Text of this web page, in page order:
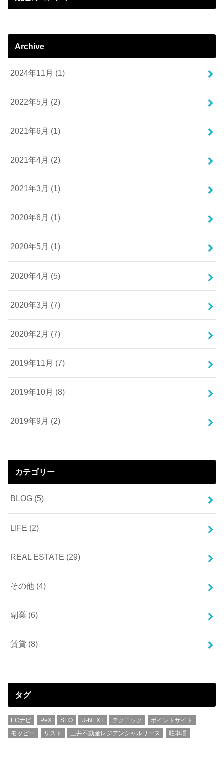
Archive
2024年11月 (1)
2022年5月 (2)
2021年6月 (1)
2021年4月 (2)
2021年3月 (1)
2020年6月 (1)
2020年5月 (1)
2020年4月 (5)
2020年3月 (7)
2020年2月 (7)
2019年11月 (7)
2019年10月 (8)
2019年9月 (2)
カテゴリー
BLOG (5)
LIFE (2)
REAL ESTATE (29)
その他 (4)
副業 (6)
賃貸 (8)
タグ
ECナビ PeX SEO U-NEXT テクニック
ポイントサイト
モッピー
リスト 三井不動産レジデンシャルリース 駐車場